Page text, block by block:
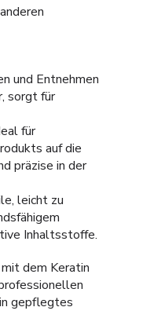
und Entnehmen
sorgt für
für
auf die
präzise in der
leicht zu
Inhaltsstoffe.
dem Keratin
gepflegtes